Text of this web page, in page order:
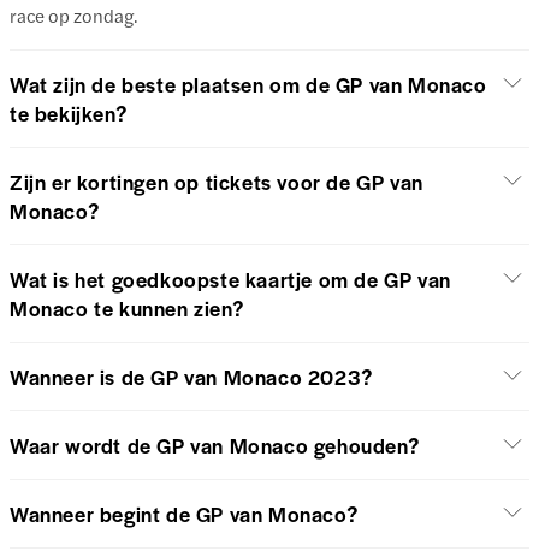
race op zondag.
Wat zijn de beste plaatsen om de GP van Monaco
te bekijken?
Zijn er kortingen op tickets voor de GP van
Monaco?
Wat is het goedkoopste kaartje om de GP van
Monaco te kunnen zien?
Wanneer is de GP van Monaco 2023?
Waar wordt de GP van Monaco gehouden?
Wanneer begint de GP van Monaco?